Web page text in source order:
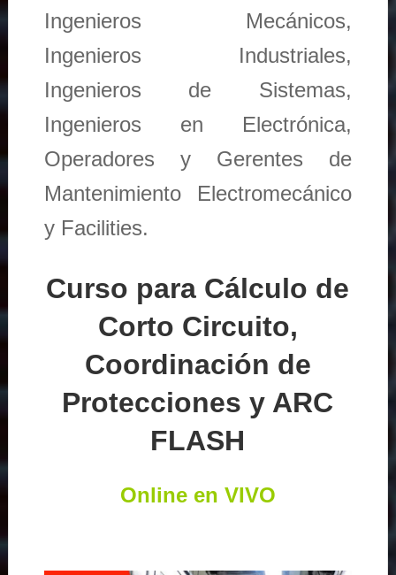
Ingenieros Mecánicos,
Ingenieros Industriales,
Ingenieros de Sistemas,
Ingenieros en Electrónica,
Operadores y Gerentes de
Mantenimiento Electromecánico
y Facilities.
Curso para Cálculo de
Corto Circuito,
Coordinación de
Protecciones y ARC
FLASH
Online en VIVO